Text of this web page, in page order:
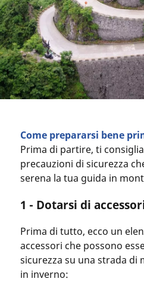
Come prepararsi bene
Prima di partire, ti
precauzioni di sicurezza
serena la tua guida in
1 - Dotarsi di
Prima di tutto, ecco un
accessori che possono
sicurezza su una strada
in inverno: